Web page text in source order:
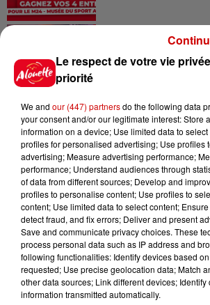
Futuroscope
Le Duel - Gagnez
en jet ski !
Podcasts
Kelly Massol,
emblématique de
Le respect de votre vie
priorité
We and our (447) partnersdo the following data
your consent and/or our legitimate interest: Store
information on a device; Use limited data to
profiles for personalised advertising; Use profiles
advertising; Measure advertising performance;
performance; Understand audiences through
of data from different sources; Develop and
profiles to personalise content; Use profiles to
content; Use limited data to select content;
detect fraud, and fix errors; Deliver and present
Save and communicate privacy choices. These
process personal data such as IP address and
following functionalities: Identify devices based
requested; Use precise geolocation data; Match
other data sources; Link different devices;
information transmitted automatically.